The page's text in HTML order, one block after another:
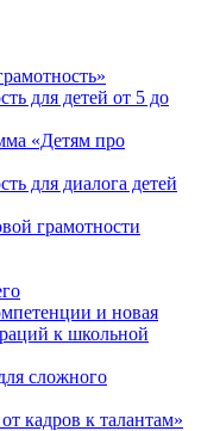
для детей от 5 до
«Детям про
для диалога детей
грамотности
и новая
к школьной
сложного
кадров к талантам»